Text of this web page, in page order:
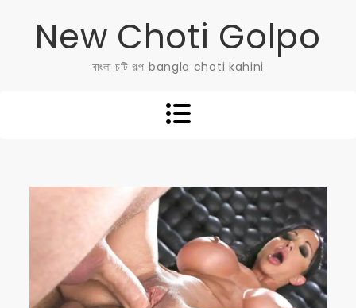
New Choti Golpo
বাংলা চটি গল্প bangla choti kahini